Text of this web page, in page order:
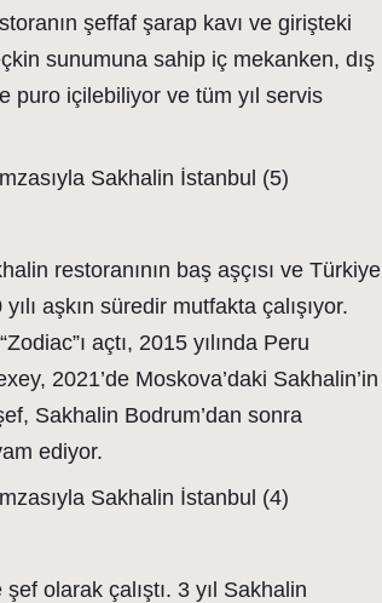
şeffaf şarap kavı ve girişteki
sunumuna sahip iç mekanken, dış
puro içilebiliyor ve tüm yıl servis
restoranının baş aşçısı ve Türkiye
aşkın süredir mutfakta çalışıyor.
açtı, 2015 yılında Peru
2021’de Moskova’daki Sakhalin’in
Sakhalin Bodrum’dan sonra
ediyor.
olarak çalıştı. 3 yıl Sakhalin